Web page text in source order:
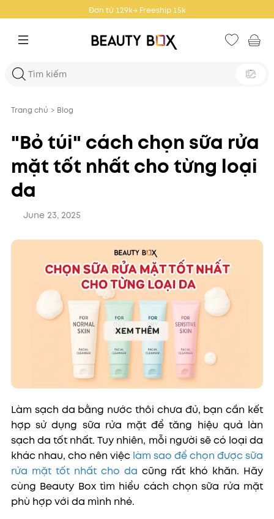
Đơn từ 359k → Freeship 25k
Trang chủ > Blog
"Bỏ túi" cách chọn sữa rửa
mặt tốt nhất cho từng loại
da
June 23, 2025
Làm sạch da bằng nước thôi chưa đủ, bạn cần kết
hợp sử dụng sữa rửa mặt để tăng hiệu quả làn
sạch da tốt nhất. Tuy nhiên, mỗi người sẽ có loại da
khác nhau, cho nên việc làm sao để chọn được sữa
rửa mặt tốt nhất cho da cũng rất khó khăn. Hãy
cùng Beauty Box tìm hiểu cách chọn sữa rửa mặt
phù hợp với da mình nhé.